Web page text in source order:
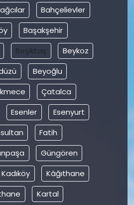
Bahçelievler
Başakşehir
Beşiktaş
Beykoz
Beyoğlu
Çatalca
Esenler
Esenyurt
Fatih
Güngören
Kadıköy
Kâğıthane
Kartal